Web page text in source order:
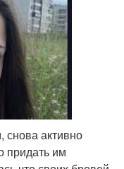
снова активно
придать им